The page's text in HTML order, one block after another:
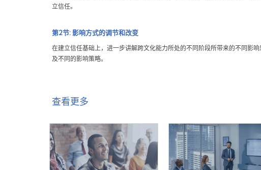
立信任。
第2节:影响方式的调节和改变
在建立信任基础上，进一步讲解跨文化能力所处的不同阶段所带来的不同影响
及不同的影响策略。
查看更多